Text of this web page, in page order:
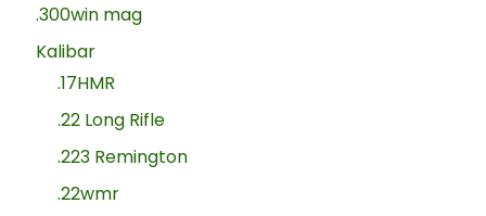
.300win mag
Kalibar
.17HMR
.22 Long Rifle
.223 Remington
.22wmr